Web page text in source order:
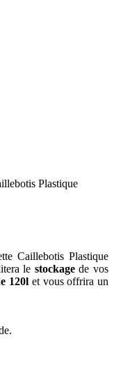
Plastique
Caillebotis Plastique
le stockagede vos
120l et vous offrira un